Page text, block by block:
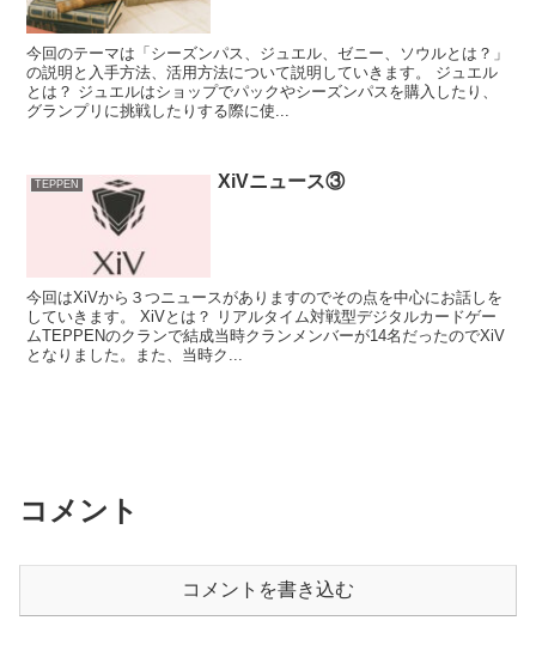
今回のテーマは「シーズンパス、ジュエル、ゼニー、ソウルとは？」
の説明と入手方法、活用方法について説明していきます。 ジュエル
とは？ ジュエルはショップでパックやシーズンパスを購入したり、
グランプリに挑戦したりする際に使...
TEPPEN XiVニュース③
今回はXiVから３つニュースがありますのでその点を中心にお話しを
していきます。 XiVとは？ リアルタイム対戦型デジタルカードゲー
ムTEPPENのクランで結成当時クランメンバーが14名だったのでXiV
となりました。また、当時ク...
コメント
コメントを書き込む